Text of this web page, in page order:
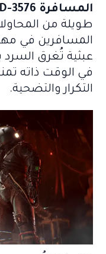
المسافرة ND-3576
طويلة من
المسافرين في
عبثية تُغرق
في الوقت ذاته
التكرار والتضحية.